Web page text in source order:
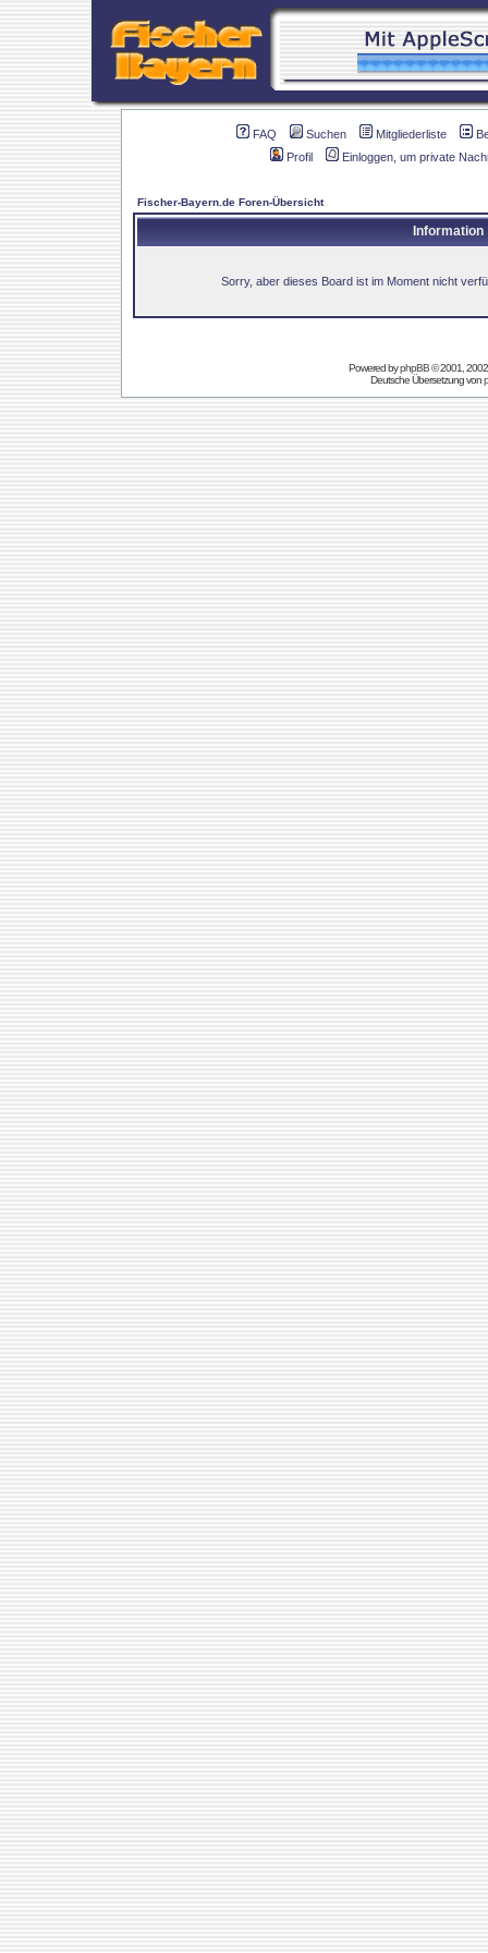
FAQ Suchen Mitgliederliste
Profil
Einloggen, um private
Fischer-Bayern.de Foren-Übersicht
Information
Sorry, aber dieses Board ist im Moment nicht
Powered byphpBB© 2001,
Deutsche Übersetzung von